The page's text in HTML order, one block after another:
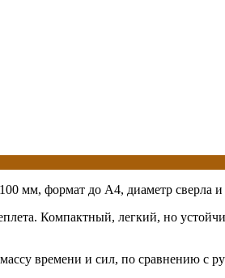
мм, формат до А4, диаметр сверла
Компактный, легкий, но
времени и сил, по сравнению с